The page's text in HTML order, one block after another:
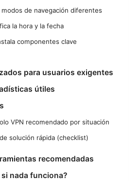
modos de navegación diferentes
la hora y la fecha
componentes clave
para usuarios exigentes
útiles
VPN recomendado por situación
solución rápida (checklist)
recomendadas
si nada funciona?